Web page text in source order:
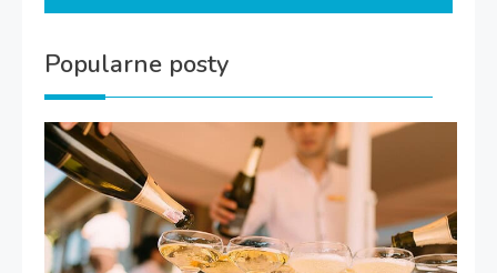
Popularne posty